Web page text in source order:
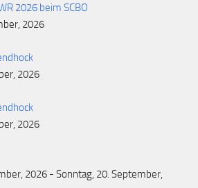
2026 beim SCBO
2026
2026
2026
2026 - Sonntag, 20. September,